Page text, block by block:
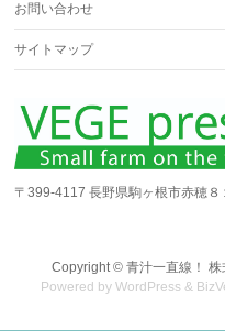
お問い合わせ
サイトマップ
〒399-4117 長野県駒ヶ根市赤穂８
Copyright ©青汁一直線！
Powered byWordPress &